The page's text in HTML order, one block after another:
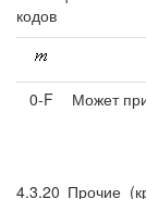
кодов
0-F Может
4.3.20 Прочие